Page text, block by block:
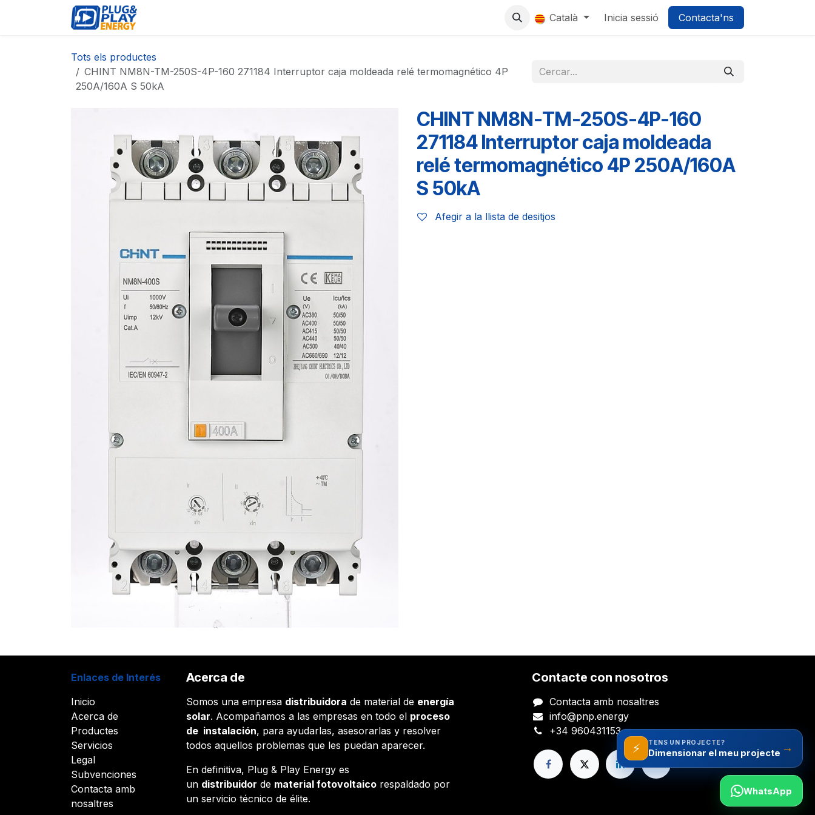
TREBALLA AMB NOSALTRES 0
Català Inicia sessió Contacta'ns
Tots els productes
CHINT NM8N-TM-250S-4P-160 271184 Interruptor caja moldeada relé termomagnético 4P
250A/160A S 50kA
CHINT NM8N-TM-250S-4P-160
271184 Interruptor caja moldeada
relé termomagnético 4P 250A/160A
S 50kA
Afegir a la llista de desitjos
Enlaces de Interés
Inicio
Acerca de
Productes
Servicios
Legal
Subvenciones
Contacta amb
nosaltres
Acerca de
Somos una empresa distribuidora de material de energía
solar. Acompañamos a las empresas en todo el proceso
de instalación, para ayudarlas, asesorarlas y resolver
todos aquellos problemas que les puedan aparecer.
En definitiva, Plug & Play Energy es
un distribuidor de material fotovoltaico respaldado por
un servicio técnico de élite.
Contacte con nosotros
Contacta amb nosaltres
info@pnp.energy
+34 960431153
⚡ TENS UN PROJECTE? →
WhatsApp